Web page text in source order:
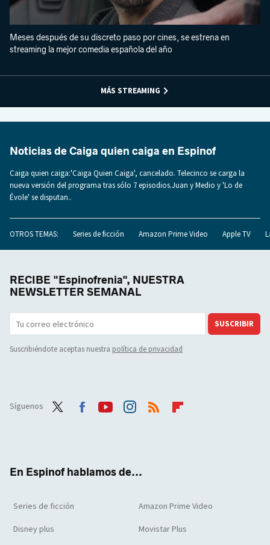
Meses después de su discreto paso por cines, se estrena en
streaming la mejor comedia española del año
MÁS STREAMING
Noticias de Caiga quien caiga en Espinof
Caiga quien caiga:'Caiga Quien Caiga', cancelado. Telecinco se carga la
nueva versión del programa tras sólo 7 episodios.Juan y Medio y 'Lo de
Évole' se disputan..
OTROS TEMAS: Series de ficción Amazon Prime Video Apple TV
RECIBE "Espinofrenia", NUESTRA
NEWSLETTER SEMANAL
SUSCRIBIR
Suscribiéndote aceptas nuestra política de privacidad
Síguenos
En Espinof hablamos de...
Series de ficción Amazon Prime Video
Disney plus Movistar Plus